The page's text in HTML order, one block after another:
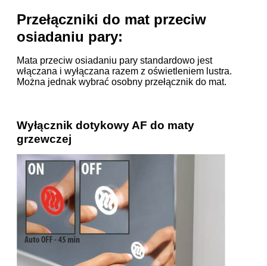
Przełączniki do mat przeciw
osiadaniu pary:
Mata przeciw osiadaniu pary standardowo jest
włączana i wyłączana razem z oświetleniem lustra.
Można jednak wybrać osobny przełącznik do mat.
Wyłącznik dotykowy AF do maty
grzewczej